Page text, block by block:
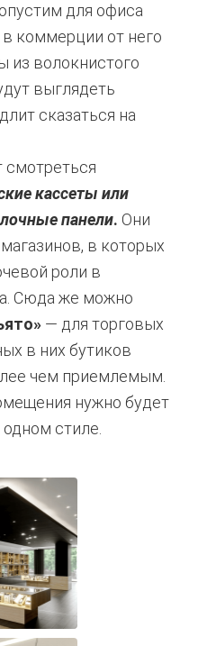
для офиса
в коммерции от него
из волокнистого
выглядеть
сказаться на
смотреться
кассеты или
панели. Они
в которых
роли в
Сюда же можно
— для торговых
в них бутиков
чем приемлемым.
нужно будет
стиле.